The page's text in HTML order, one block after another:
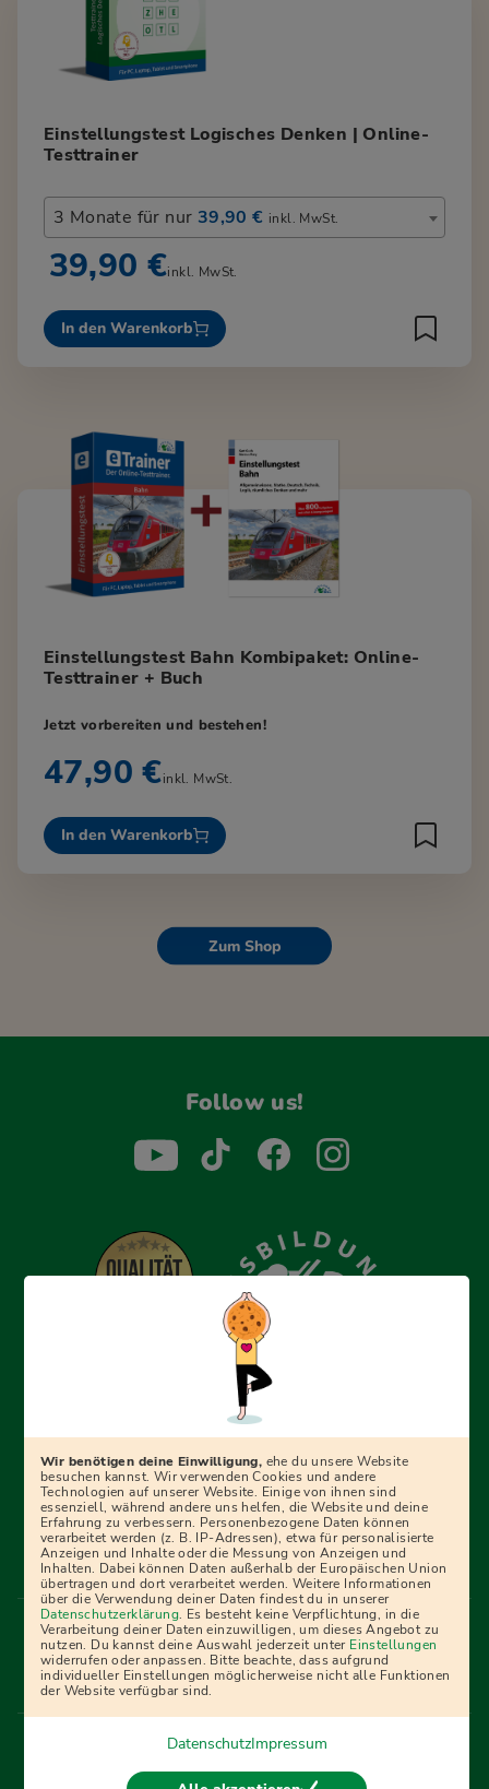
Einstellungstest Logisches Denken | Online-
Testtrainer
3 Monate für nur 39,90 € inkl. MwSt.
39,90 €inkl. MwSt.
In den Warenkorb
Einstellungstest Bahn Kombipaket: Online-
Testtrainer + Buch
Jetzt vorbereiten und bestehen!
47,90 €inkl. MwSt.
In den Warenkorb
Zum Shop
Follow us!
Erfolgreich bewerben mit Ausbildungspark: Wir
begleiten dich Schritt für Schritt bei deinem Start in den
Ratgebern und Prüfungspaketen, interaktiven
Videokursen und vielem mehr. Für alle, die was werden
wollen!
Menü Fußleiste
Impressum Bildquellen Presse
Mediadaten
Partner
AGB Datenschutz
Widerrufsbelehrung
Bestellung
Affiliate Partner Cookies
Vertrag widerrufen
Wir benötigen deine Einwilligung, ehe du unsere Website
besuchen kannst. Wir verwenden Cookies und andere
Technologien auf unserer Website. Einige von ihnen sind
essenziell, während andere uns helfen, die Website und deine
Erfahrung zu verbessern. Personenbezogene Daten können
verarbeitet werden (z. B. IP-Adressen), etwa für personalisierte
Anzeigen und Inhalte oder die Messung von Anzeigen und
Inhalten. Dabei können Daten außerhalb der Europäischen Union
übertragen und dort verarbeitet werden. Weitere Informationen
über die Verwendung deiner Daten findest du in unserer
Datenschutzerklärung. Es besteht keine Verpflichtung, in die
Verarbeitung deiner Daten einzuwilligen, um dieses Angebot zu
nutzen. Du kannst deine Auswahl jederzeit unter Einstellungen
widerrufen oder anpassen. Bitte beachte, dass aufgrund
individueller Einstellungen möglicherweise nicht alle Funktionen
der Website verfügbar sind.
DatenschutzImpressum